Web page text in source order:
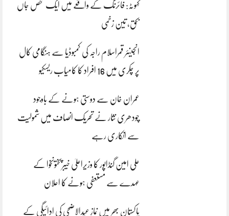
کہوٹہ: فائرنگ کے واقعے میں ایک شخص جاں
بحق، تین زخمی
انجینئر قمراسلام راجہ کی کمبوڈیا سے ہنگامی کال
پر چکری میں 16 افراد کا کامیاب ریسکیو
عمران خان سے دوستی ہونے کے باوجود
چودھری نثار نے تحریک انصاف میں شمولیت
سے انکاری رہے
علی امین گنڈاپور کا وزیراعلیٰ خیبرپختونخوا کے
عہدے سے مستعفی ہونے کا اعلان
پاکستان بھر میں نمازِ عیدالاضحی کی ادائیگی کے